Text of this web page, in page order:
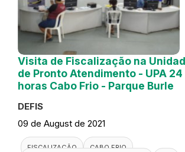
Visita de Fiscalização na
de Pronto Atendimento - UPA 24
horas Cabo Frio - Parque Burle
DEFIS
09 de August de 2021
FISCALIZAÇÃO
CABO FRIO